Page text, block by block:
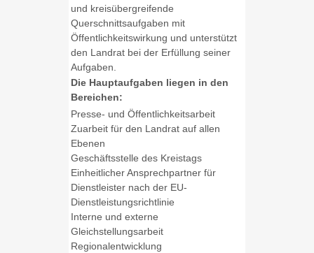
und kreisübergreifende
Querschnittsaufgaben mit
Öffentlichkeitswirkung und unterstützt
den Landrat bei der Erfüllung seiner
Aufgaben.
Die Hauptaufgaben liegen in den
Bereichen:
Presse- und Öffentlichkeitsarbeit
Zuarbeit für den Landrat auf allen
Ebenen
Geschäftsstelle des Kreistags
Einheitlicher Ansprechpartner für
Dienstleister nach der EU-
Dienstleistungsrichtlinie
Interne und externe
Gleichstellungsarbeit
Regionalentwicklung